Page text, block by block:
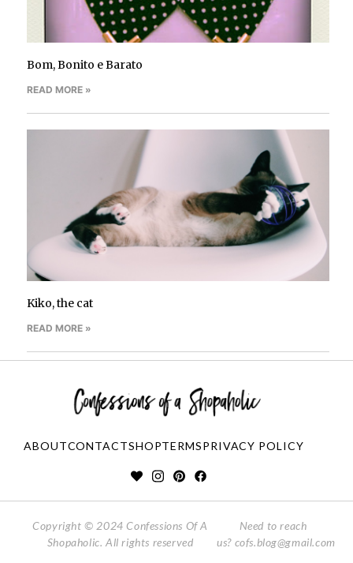
Bom, Bonito e Barato
READ MORE »
Kiko, the cat
READ MORE »
ABOUTCONTACTSHOPTERMSPRIVACY POLICY
Copyright © 2024 Confessions Of A
Shopaholic. All rights reserved
Need to reach
us? cofs.blog@gmail.com